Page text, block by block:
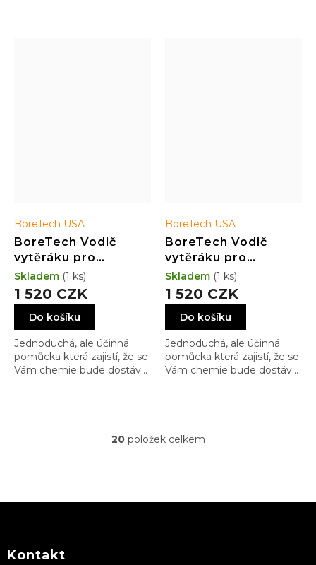
BoreTech USA
BoreTech Vodič
vytěráku pro
klikovky se
středovým zápalem
pro kalibr 8mm -
.416 (zelená)
1 520 CZK
Do košíku
Jednoduchá, ale účinná
pomůcka která zajistí, že se
Vám chemie bude dostávat
Skladem (1 ks)
BoreTech USA
BoreTech Vodič
vytěráku pro
klikovky se
středovým zápalem
pro kalibr .17 - .25
(zlatá)
1 520 CZK
Do košíku
Jednoduchá, ale účinná
pomůcka která zajistí, že se
Vám chemie bude dostávat
Skladem (1 ks)
O
d
20položek celkem
aKontakt